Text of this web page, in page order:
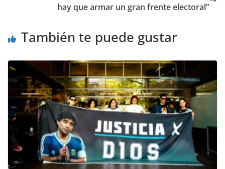
hay que armar un gran frente electoral”
También te puede gustar